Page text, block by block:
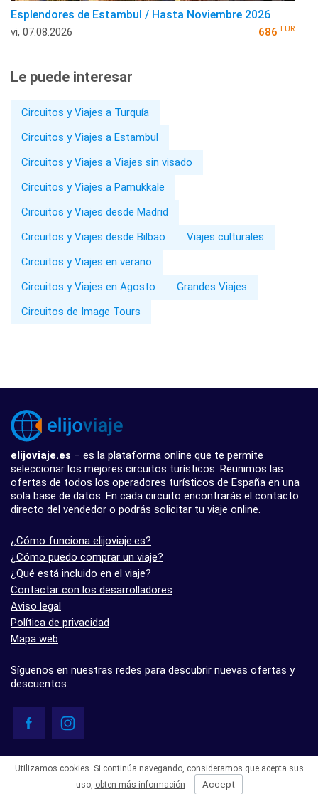
Esplendores de Estambul / Hasta Noviembre 2026
vi, 07.08.2026 686 EUR
Le puede interesar
Circuitos y Viajes a Turquía
Circuitos y Viajes a Estambul
Circuitos y Viajes a Viajes sin visado
Circuitos y Viajes a Pamukkale
Circuitos y Viajes desde Madrid
Circuitos y Viajes desde Bilbao
Viajes culturales
Circuitos y Viajes en verano
Circuitos y Viajes en Agosto
Grandes Viajes
Circuitos de Image Tours
elijoviaje.es – es la plataforma online que te permite
seleccionar los mejores circuitos turísticos. Reunimos las
ofertas de todos los operadores turísticos de España en una
sola base de datos. En cada circuito encontrarás el contacto
directo del vendedor o podrás solicitar tu viaje online.
¿Cómo funciona elijoviaje.es?
¿Cómo puedo comprar un viaje?
¿Qué está incluido en el viaje?
Contactar con los desarrolladores
Aviso legal
Política de privacidad
Mapa web
Síguenos en nuestras redes para descubrir nuevas ofertas y
descuentos:
- 5.0 basado en 7 opiniones
Utilizamos cookies. Si continúa navegando, consideramos que acepta sus
uso, obten más información Accept